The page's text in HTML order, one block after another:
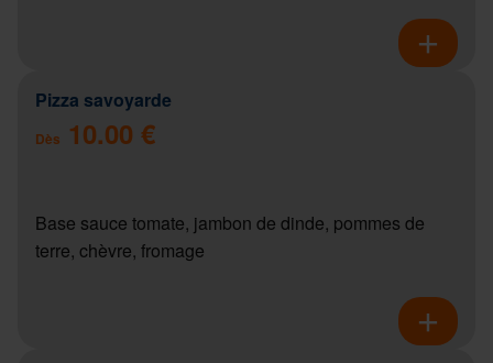
Pizza savoyarde
Dès 10.00 €
Base sauce tomate, jambon de dinde, pommes de
terre, chèvre, fromage